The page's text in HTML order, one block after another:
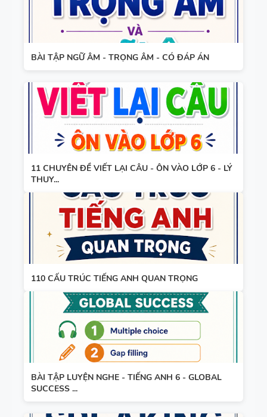
HỢP NĂNG
LỰC SỐ -
CẢ NĂM
TIẾNG ANH
VÀ NGỮ
PHÁP -
TIẾNG ANH
6 - HỌC KỲ
1 - FILE
WORD +
HỌA
BẢNG
FORM -
TIẾNG ANH
11 -
GLOBAL
SUCCESS -
HỌC KỲ 1 -
CÓ ĐÁP ÁN
BẢNG
WORD
FORM
THEO TỪNG
UNIT -
TIẾNG ANH
10 -
GLOBAL
BÀI TẬP NGỮ ÂM - TRỌNG ÂM - CÓ ĐÁP ÁN
11 CHUYÊN ĐỀ VIẾT LẠI CÂU - ÔN VÀO LỚP 6 - LÝ
THUY...
110 CẤU TRÚC TIẾNG ANH QUAN TRỌNG
BÀI TẬP LUYỆN NGHE - TIẾNG ANH 6 - GLOBAL
SUCCESS ...